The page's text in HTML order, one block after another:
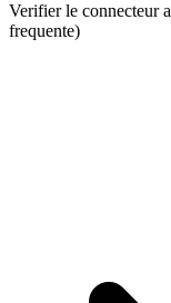
Verifier le connecteur
frequente)